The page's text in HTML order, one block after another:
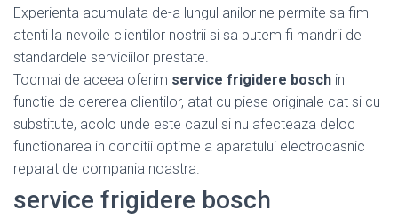
Experienta acumulata de-a lungul anilor ne permite sa fim
atenti la nevoile clientilor nostrii si sa putem fi mandrii de
standardele serviciilor prestate.
Tocmai de aceea oferim service frigidere bosch in
functie de cererea clientilor, atat cu piese originale cat si cu
substitute, acolo unde este cazul si nu afecteaza deloc
functionarea in conditii optime a aparatului electrocasnic
reparat de compania noastra.
service frigidere bosch